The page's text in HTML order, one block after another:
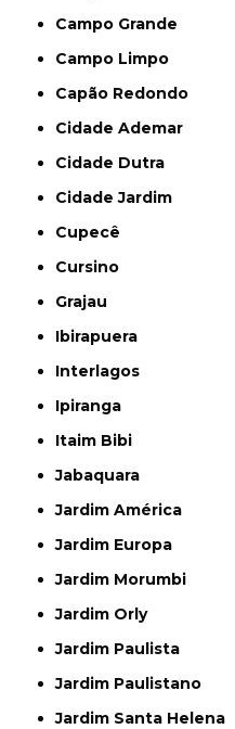
Campo Grande
Campo Limpo
Capão Redondo
Cidade Ademar
Cidade Dutra
Cidade Jardim
Cupecê
Cursino
Grajau
Ibirapuera
Interlagos
Ipiranga
Itaim Bibi
Jabaquara
Jardim América
Jardim Europa
Jardim Morumbi
Jardim Orly
Jardim Paulista
Jardim Paulistano
Jardim Santa Helena